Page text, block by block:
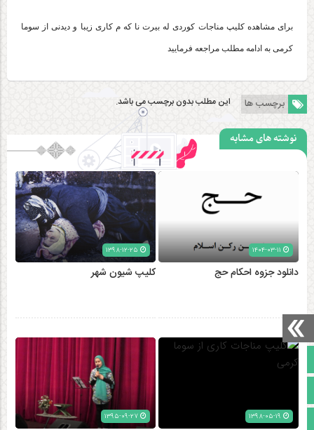
صفحه نخست
آپارات
برای مشاهده کلیپ مناجات کوردی له بیرت نا که م کاری زیبا و دیدنی از سوما
کرمی به ادامه مطلب مراجعه فرمایید
برچسب ها این مطلب بدون برچسب می باشد.
نوشته های مشابه
دانلود جزوه احکام حج کلیپ شیون شهر